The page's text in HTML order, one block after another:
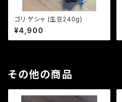
ゴリ ゲシャ (生豆240g)
¥4,900
その他の商品